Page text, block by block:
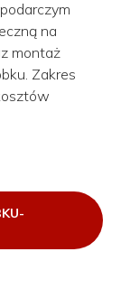
na
montaż
Zakres